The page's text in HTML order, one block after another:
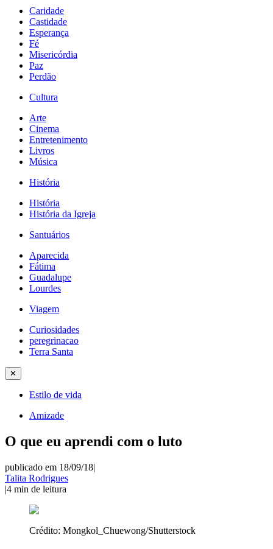
Caridade
Castidade
Esperança
Fé
Misericórdia
Paz
Perdão
Cultura
Arte
Cinema
Entretenimento
Livros
Música
História
História
História da Igreja
Santuários
Aparecida
Fátima
Guadalupe
Lourdes
Viagem
Curiosidades
peregrinacao
Terra Santa
✕
Estilo de vida
Amizade
O que eu aprendi com o luto
publicado em 18/09/18|
Talita Rodrigues
|4 min de leitura
Crédito: Mongkol_Chuewong/Shutterstock